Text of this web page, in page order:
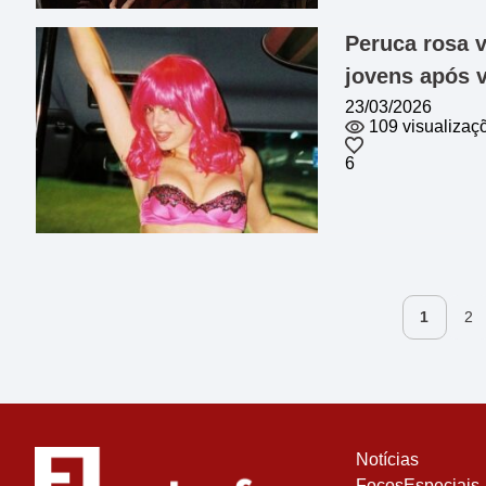
Peruca rosa
jovens após
23/03/2026
109
6
1 2
Notícias